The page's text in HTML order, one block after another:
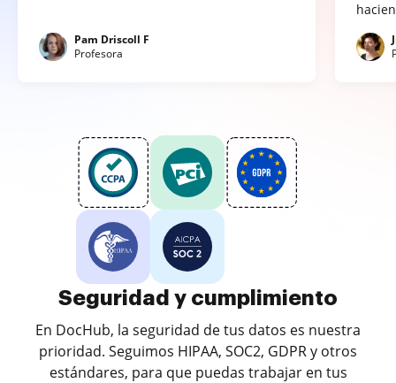
Pam Driscoll F
Profesora
Seguridad y cumplimiento
En DocHub, la seguridad de tus datos es nuestra
prioridad. Seguimos HIPAA, SOC2, GDPR y otros
estándares, para que puedas trabajar en tus